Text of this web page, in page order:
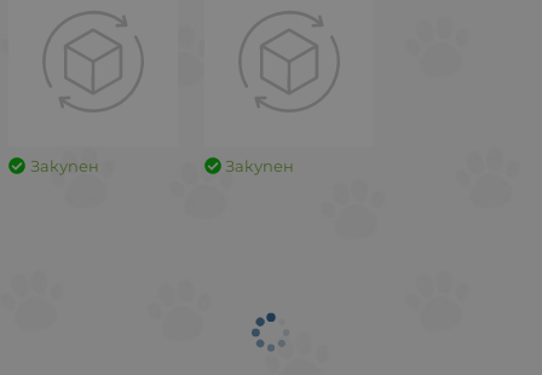
Закупен Закупен